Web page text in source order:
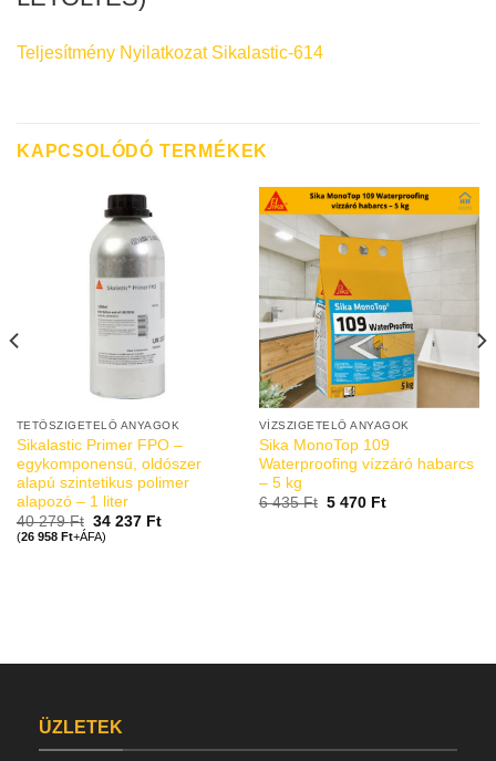
Teljesítmény Nyilatkozat Sikalastic-614
KAPCSOLÓDÓ TERMÉKEK
TETŐSZIGETELŐ ANYAGOK
Sikalastic Primer FPO –
egykomponensű, oldószer
alapú szintetikus polimer
alapozó – 1 liter
40 279Ft 34 237 Ft
(26 958 Ft+ÁFA)
VÍZSZIGETELŐ ANYAGOK
Sika MonoTop 109
Waterproofing vízzáró habarcs
– 5 kg
6 435Ft 5 470 Ft
ÜZLETEK